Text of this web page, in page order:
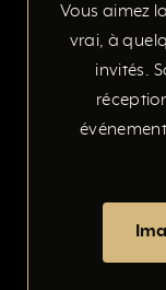
Vous aimez
vrai, à
invités.